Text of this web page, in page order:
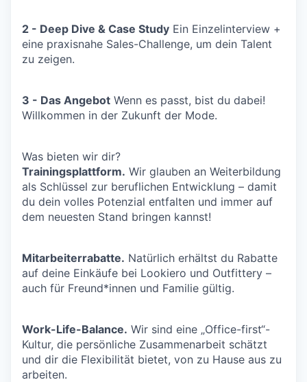
2 - Deep Dive & Case Study Ein Einzelinterview +
eine praxisnahe Sales-Challenge, um dein Talent
zu zeigen.
3 - Das Angebot Wenn es passt, bist du dabei!
Willkommen in der Zukunft der Mode.
Was bieten wir dir?
Trainingsplattform. Wir glauben an Weiterbildung
als Schlüssel zur beruflichen Entwicklung – damit
du dein volles Potenzial entfalten und immer auf
dem neuesten Stand bringen kannst!
Mitarbeiterrabatte. Natürlich erhältst du Rabatte
auf deine Einkäufe bei Lookiero und Outfittery –
auch für Freund*innen und Familie gültig.
Work-Life-Balance. Wir sind eine „Office-first“-
Kultur, die persönliche Zusammenarbeit schätzt
und dir die Flexibilität bietet, von zu Hause aus zu
arbeiten.